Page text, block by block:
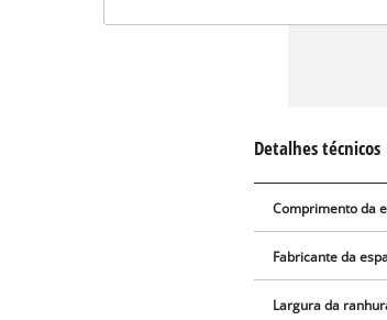
Detalhes técnicos
Comprimento da
Fabricante da
Largura da